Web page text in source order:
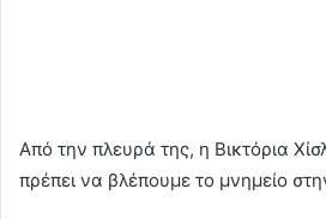
Από την πλευρά της, η Βικτόρια
πρέπει να βλέπουμε το μνημείο